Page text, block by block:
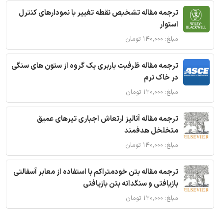
ترجمه مقاله تشخیص نقطه تغییر با نمودارهای کنترل
استوار
مبلغ: ۱۴۰,۰۰۰ تومان
ترجمه مقاله ظرفیت باربری یک گروه از ستون های سنگی
در خاک نرم
مبلغ: ۱۲۰,۰۰۰ تومان
ترجمه مقاله آنالیز ارتعاش اجباری تیرهای عمیق
متخلخل هدفمند
مبلغ: ۱۴۰,۰۰۰ تومان
ترجمه مقاله بتن خودمتراکم با استفاده از معابر آسفالتی
بازیافتی و سنگدانه بتن بازیافتی
مبلغ: ۱۲۰,۰۰۰ تومان